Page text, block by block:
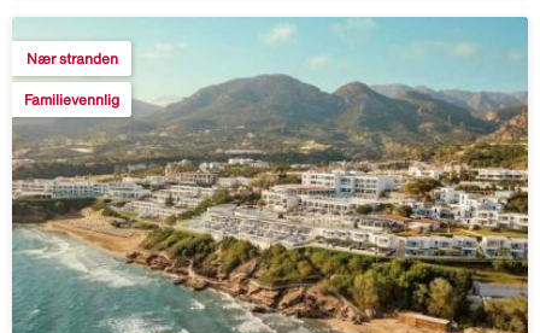
Nær stranden
Familievennlig